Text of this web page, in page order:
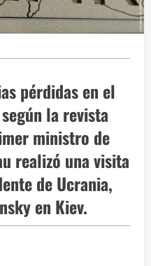
pérdidas en el
la revista
ministro de
realizó una visita
de Ucrania,
en Kiev.